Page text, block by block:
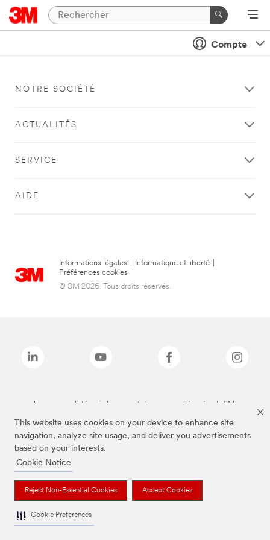
This website uses cookies on your device to enhance site
navigation, analyze site usage, and deliver you advertisements
based on your interests.
Cookie Notice
Reject Non-Essential Cookies Accept Cookies
Cookie Preferences
Compte
NOTRE SOCIÉTÉ
ACTUALITÉS
SERVICE
AIDE
Informations légales Informatique et liberté
Préférences cookies
© 3M 2026. Tous droits réservés.
Les marques listées ci-dessus sont des marques déposées de 3M.